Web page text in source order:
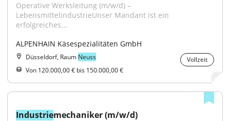
Operative Werksleitung (m/w/d) –
LebensmittelindustrieUnser Mandant ist ein
erfolgreiches...
ALPENHAIN Käsespezialitäten GmbH
Düsseldorf, Raum Neuss
Vollzeit
Von 120.000,00 € bis 150.000,00 €
Industriemechaniker (m/w/d)